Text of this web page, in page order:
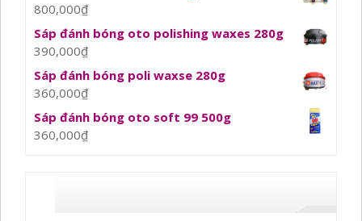
800,000₫
Sáp đánh bóng oto polishing waxes 280g
390,000₫
Sáp đánh bóng poli waxse 280g
360,000₫
Sáp đánh bóng oto soft 99 500g
360,000₫